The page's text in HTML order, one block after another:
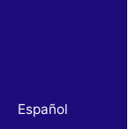
Español